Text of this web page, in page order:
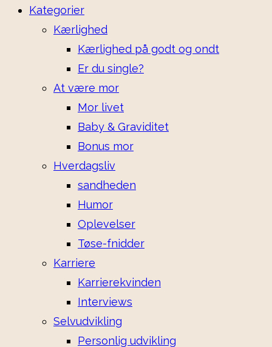
Kategorier
Kærlighed
Kærlighed på godt og ondt
Er du single?
At være mor
Mor livet
Baby & Graviditet
Bonus mor
Hverdagsliv
sandheden
Humor
Oplevelser
Tøse-fnidder
Karriere
Karrierekvinden
Interviews
Selvudvikling
Personlig udvikling